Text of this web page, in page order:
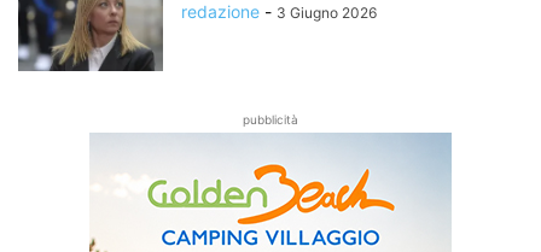
redazione - 3 Giugno 2026
pubblicità